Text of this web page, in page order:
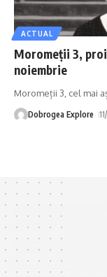
ACTUAL
Moromeții 3,
noiembrie
Moromeții 3, cel mai
Dobrogea Explore